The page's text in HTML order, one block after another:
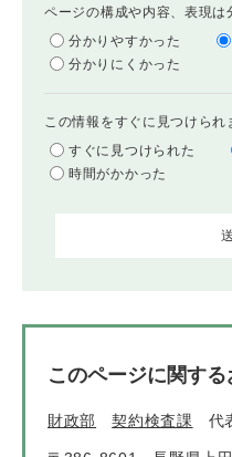
ページの構成や内容、表現は
分かりやすかった
分かりにくかった
この情報をすぐに見つけられ
すぐに見つけられた
時間がかかった
このページに関す
財政部 契約検査課 代